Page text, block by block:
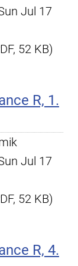
Jul 17
52 KB)
R, 1.
Jul 17
52 KB)
R, 4.